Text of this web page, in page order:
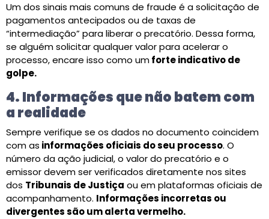
Um dos sinais mais comuns de fraude é a solicitação de
pagamentos antecipados ou de taxas de
“intermediação” para liberar o precatório. Dessa forma,
se alguém solicitar qualquer valor para acelerar o
processo, encare isso como umforte indicativo de
golpe.
4. Informações que não batem com
a realidade
Sempre verifique se os dados no documento coincidem
com as informações oficiais do seu processo. O
número da ação judicial, o valor do precatório e o
emissor devem ser verificados diretamente nos sites
dos Tribunais de Justiça ou em plataformas oficiais de
acompanhamento. Informações incorretas ou
divergentes são um alerta vermelho.